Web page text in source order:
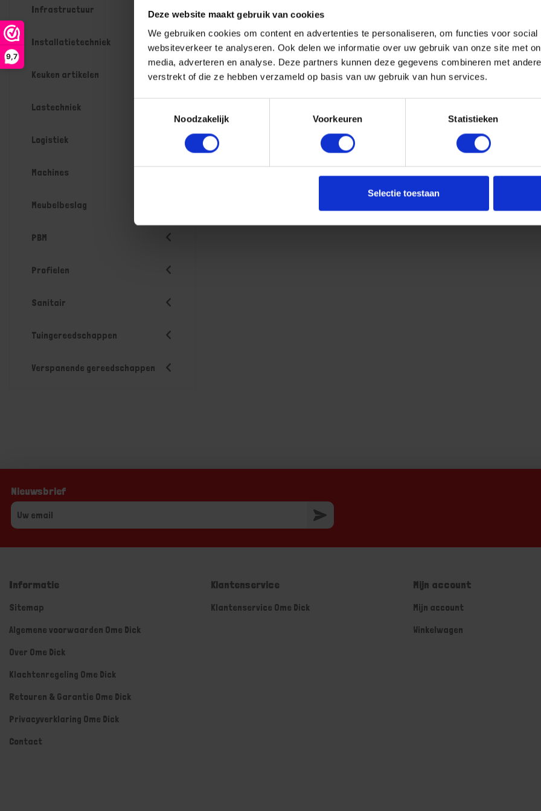
Deze website maakt gebruik van cookies
We gebruiken cookies om content en advertenties te personaliseren, om functies voor
websiteverkeer te analyseren. Ook delen we informatie over uw gebruik van onze site met
media, adverteren en analyse. Deze partners kunnen deze gegevens combineren met
verstrekt of die ze hebben verzameld op basis van uw gebruik van hun services.
Noodzakelijk
Voorkeuren Statistieken
Selectie toestaan
9,7
Infrastructuur
Installatietechniek
Keuken artikelen
Lastechniek
Logistiek
Machines
Meubelbeslag
PBM
Profielen
Sanitair
Tuingereedschappen
Verspanende gereedschappen
Nieuwsbrief
Informatie
Sitemap
Algemene voorwaarden Ome Dick
Over Ome Dick
Klachtenregeling Ome Dick
Retouren & Garantie Ome Dick
Privacyverklaring Ome Dick
Contact
Klantenservice
Klantenservice Ome Dick
Mijn account
Mijn account
Winkelwagen